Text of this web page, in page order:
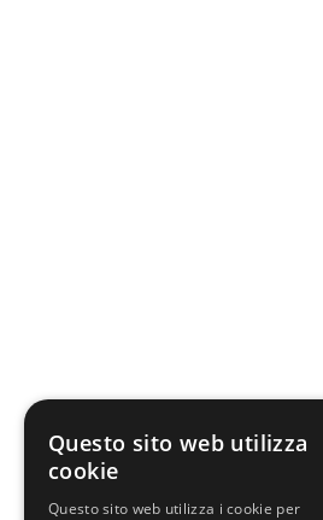
lunedì
Questo sito web utilizza
cookie
Questo sito web utilizza i cookie per